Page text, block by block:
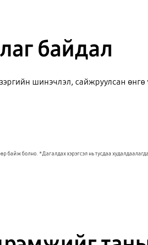
байдал
шинэчлэл, сайжруулсан
байж болно. *Дагалдах хэрэгсэл нь тусдаа